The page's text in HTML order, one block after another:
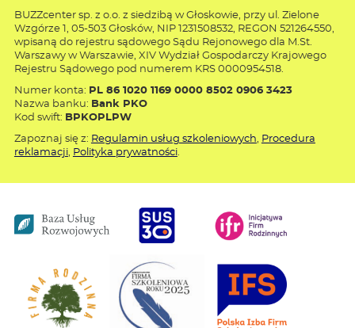
BUZZcenter sp. z o.o. z siedzibą w Głoskowie, przy ul. Zielone
Wzgórze 1, 05-503 Głosków, NIP 1231508532, REGON 521264550,
wpisaną do rejestru sądowego Sądu Rejonowego dla M.St.
Warszawy w Warszawie, XIV Wydział Gospodarczy Krajowego
Rejestru Sądowego pod numerem KRS 0000954518.
Numer konta: PL 86 1020 1169 0000 8502 0906 3423
Nazwa banku: Bank PKO
Kod swift: BPKOPLPW
Zapoznaj się z: Regulamin usług szkoleniowych, Procedura
reklamacji, Polityka prywatności.